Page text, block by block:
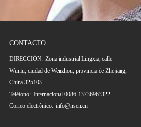
CONTACTO
DIRECCIÓN: Zona industrial Lingxia, calle
Wuniu, ciudad de Wenzhou, provincia de Zhejiang,
China 325103
Teléfono: Internacional 0086-13736963322
Correo electrónico: info@nsen.cn